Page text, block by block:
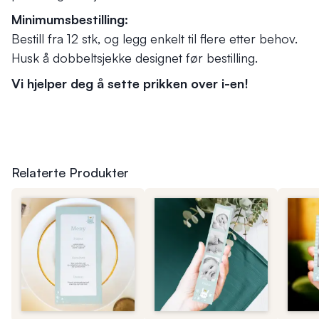
Minimumsbestilling:
Bestill fra 12 stk, og legg enkelt til flere etter behov.
Husk å dobbeltsjekke designet før bestilling.
Vi hjelper deg å sette prikken over i-en!
Relaterte Produkter